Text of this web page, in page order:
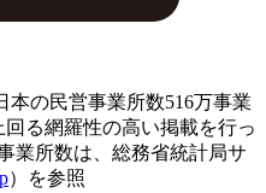
の民営事業所数516万事業
回る網羅性の高い掲載を行っ
業所数は、総務省統計局サ
）を参照